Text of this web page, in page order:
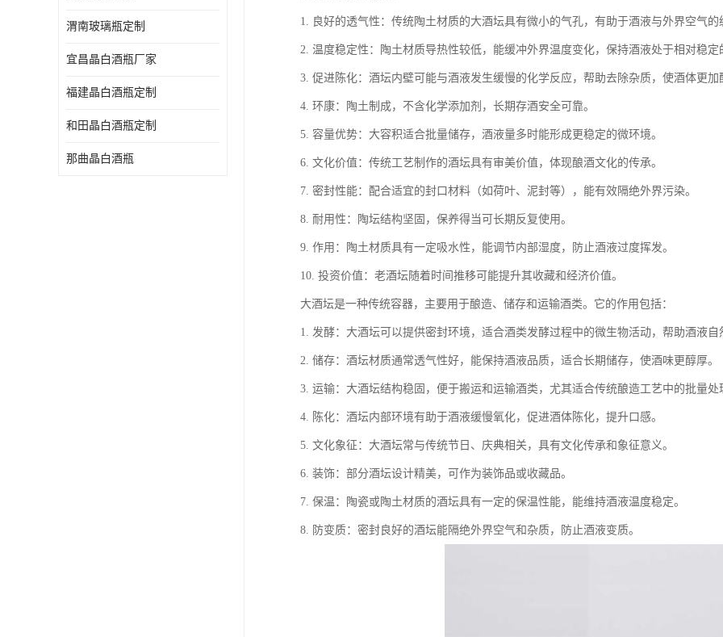
渭南玻璃瓶定制
宜昌晶白酒瓶厂家
福建晶白酒瓶定制
和田晶白酒瓶定制
那曲晶白酒瓶
1. 良好的透气性：传统陶土材质的大酒坛具有微小的气孔，有助于酒液与外界空气的
2. 温度稳定性：陶土材质导热性较低，能缓冲外界温度变化，保持酒液处于相对稳定
3. 促进陈化：酒坛内壁可能与酒液发生缓慢的化学反应，帮助去除杂质，使酒体更加
4. 环康：陶土制成，不含化学添加剂，长期存酒安全可靠。
5. 容量优势：大容积适合批量储存，酒液量多时能形成更稳定的微环境。
6. 文化价值：传统工艺制作的酒坛具有审美价值，体现酿酒文化的传承。
7. 密封性能：配合适宜的封口材料（如荷叶、泥封等），能有效隔绝外界污染。
8. 耐用性：陶坛结构坚固，保养得当可长期反复使用。
9. 作用：陶土材质具有一定吸水性，能调节内部湿度，防止酒液过度挥发。
10. 投资价值：老酒坛随着时间推移可能提升其收藏和经济价值。
大酒坛是一种传统容器，主要用于酿造、储存和运输酒类。它的作用包括：
1. 发酵：大酒坛可以提供密封环境，适合酒类发酵过程中的微生物活动，帮助酒液自
2. 储存：酒坛材质通常透气性好，能保持酒液品质，适合长期储存，使酒味更醇厚。
3. 运输：大酒坛结构稳固，便于搬运和运输酒类，尤其适合传统酿造工艺中的批量处
4. 陈化：酒坛内部环境有助于酒液缓慢氧化，促进酒体陈化，提升口感。
5. 文化象征：大酒坛常与传统节日、庆典相关，具有文化传承和象征意义。
6. 装饰：部分酒坛设计精美，可作为装饰品或收藏品。
7. 保温：陶瓷或陶土材质的酒坛具有一定的保温性能，能维持酒液温度稳定。
8. 防变质：密封良好的酒坛能隔绝外界空气和杂质，防止酒液变质。